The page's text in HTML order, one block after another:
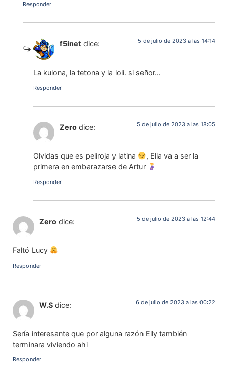
Responder
f5inet dice: 5 de julio de 2023 a las 14:14
La kulona, la tetona y la loli. si señor…
Responder
Zero dice: 5 de julio de 2023 a las 18:05
Olvidas que es peliroja y latina
, Ella va a ser la
primera en embarazarse de Artur
Responder
Zero dice: 5 de julio de 2023 a las 12:44
Faltó Lucy
Responder
W.S dice: 6 de julio de 2023 a las 00:22
Sería interesante que por alguna razón Elly también
terminara viviendo ahi
Responder